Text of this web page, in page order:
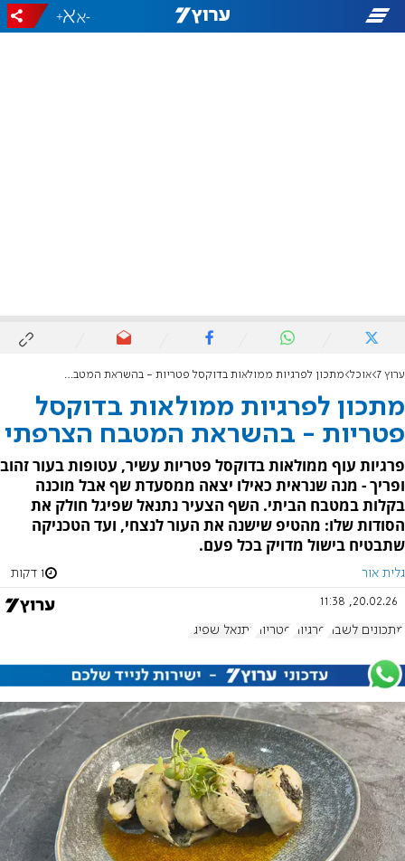
-
+
ערוץ 7 אוכל מתכון לפרגיות ממולאות בדוקסל פטריות - בהשראת המטבח הצרפתי
מתכון לפרגיות ממולאות בדוקסל
פטריות - בהשראת המטבח הצרפתי
פרגיות עוף ממולאות בדוקסל פטריות עשיר, עטופות בעור זהוב
ופריך - מנה שנראית כאילו יצאה ממסעדת שף אבל מוכנה
בקלות במטבח הביתי. השף הצעיר נתנאל שפיגל חולק את
הסודות שלו: מהטיפ שישנה את העור לנצחי, ועד הטכניקה
שתבטיח בישול מדויק בכל פעם.
גלית אור 1 דקות
20.02.26, 11:38
מתכונים לשבת פרגיות פטריות נתנאל שפיגל